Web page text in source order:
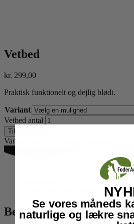
Vetbed
kr. 299,00
Praktisk funktionelt og dejlig blødt.
Variant
Vetbed antal
Tilføj til kurv
Varenummer
Beskrivelse
Se vores måneds
naturlige og lækre